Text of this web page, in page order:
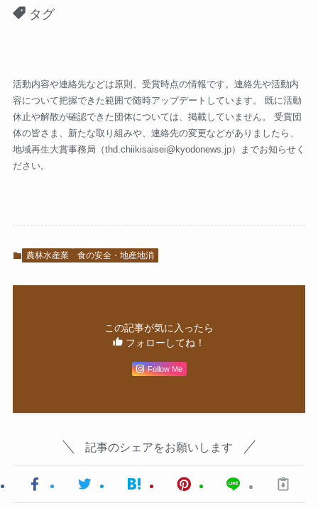
タグ
活動内容や連絡先などは原則、受賞時点の情報です。連絡先や活動内
容について把握できた範囲で随時アップデートしています。 既に活動
休止や解散が確認できた団体については、掲載していません。 受賞団
体の皆さま、新たな取り組みや、連絡先の変更などがありましたら、
地域再生大賞事務局（thd.chiikisaisei@kyodonews.jp）までお知らせく
ださい。
農林水産業 食の安全・地産地消
この記事が気に入ったら
フォローしてね！
Follow Me
記事のシェアをお願いします